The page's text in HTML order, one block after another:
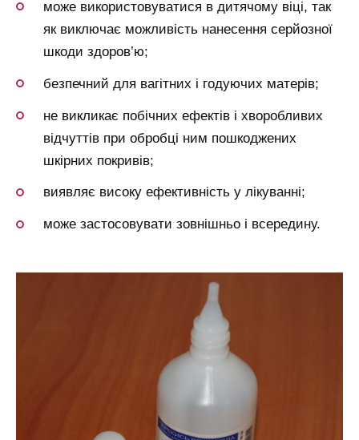
може використовуватися в дитячому віці, так
як виключає можливість нанесення серйозної
шкоди здоров’ю;
безпечний для вагітних і годуючих матерів;
не викликає побічних ефектів і хворобливих
відчуттів при обробці ним пошкоджених
шкірних покривів;
виявляє високу ефективність у лікуванні;
може застосовувати зовнішньо і всередину.